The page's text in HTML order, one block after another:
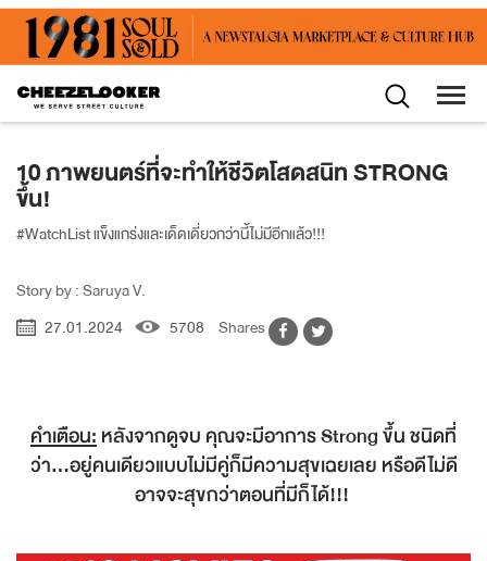
10 ภาพยนตร์ที่จะทำให้ชีวิตโสดสนิท STRONG
ขึ้น!
#WatchList แข็งแกร่งและเด็ดเดี่ยวกว่านี้ไม่มีอีกแล้ว!!!
Story by : Saruya V.
27.01.2024
5708 Shares
คำเตือน:หลังจากดูจบ คุณจะมีอาการ Strong ขึ้น ชนิดที่
ว่า...อยู่คนเดียวแบบไม่มีคู่ก็มีความสุขเฉยเลย หรือดีไม่ดี
อาจจะสุขกว่าตอนที่มีก็ได้!!!